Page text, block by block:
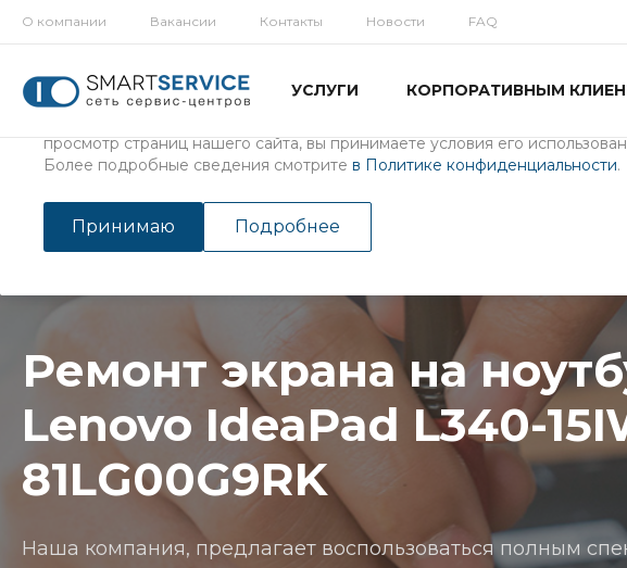
Мы используем файлы cookie, разработанные нашими специалистами и
просмотр страниц нашего сайта, вы принимаете условия его
Более подробные сведения смотрите в Политике конфиденциальности.
Принимаю Подробнее
О компании Вакансии Контакты Новости FAQ
УСЛУГИ КОРПОРАТИВНЫМ
Ремонт экрана на ноутбуке
Ремонт экрана на
Lenovo IdeaPad L340-
81LG00G9RK
Наша компания, предлагает воспользоваться полным